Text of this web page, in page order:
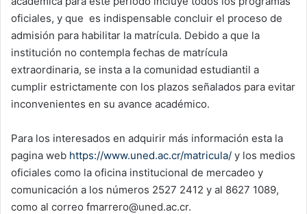
oficiales, y que es indispensable concluir el proceso de
admisión para habilitar la matrícula. Debido a que la
institución no contempla fechas de matrícula
extraordinaria, se insta a la comunidad estudiantil a
cumplir estrictamente con los plazos señalados para evitar
inconvenientes en su avance académico.
Para los interesados en adquirir más información esta la
pagina web https://www.uned.ac.cr/matricula/ y los medios
oficiales como la oficina institucional de mercadeo y
comunicación a los números 2527 2412 y al 8627 1089,
como al correo fmarrero@uned.ac.cr.